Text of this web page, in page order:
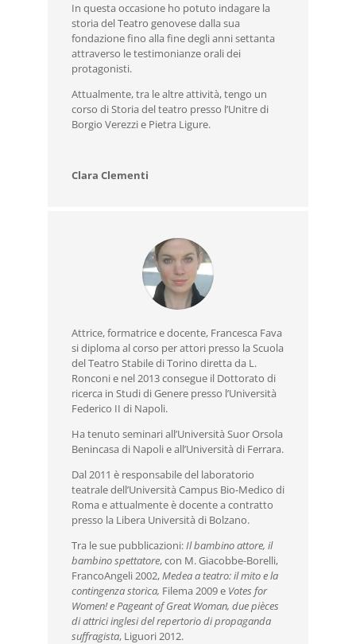
In questa occasione ho potuto indagare la
storia del Teatro genovese dalla sua
fondazione fino alla fine degli anni settanta
attraverso le testimonianze orali dei
protagonisti.
Attualmente, tra le altre attività, tengo un
corso di Storia del teatro presso l’Unitre di
Borgio Verezzi e Pietra Ligure.
Clara Clementi
Attrice, formatrice e docente, Francesca Fava
si diploma al corso per attori presso la Scuola
del Teatro Stabile di Torino diretta da L.
Ronconi e nel 2013 consegue il Dottorato di
ricerca in Studi di Genere presso l’Università
Federico II di Napoli.
Ha tenuto seminari all’Università Suor Orsola
Benincasa di Napoli e all’Università di Ferrara.
Dal 2011 è responsabile del laboratorio
teatrale dell’Università Campus Bio-Medico di
Roma e attualmente è docente a contratto
presso la Libera Università di Bolzano.
Tra le sue pubblicazioni:Il bambino attore, il
bambino spettatore, con M. Giacobbe-Borelli,
FrancoAngeli 2002,Medea a teatro: il mito e la
contingenza storica, Filema 2009 e Votes for
Women! e Pageant of Great Woman, due pièces
di attrici inglesi del repertorio di propaganda
suffragista, Liguori 2012.